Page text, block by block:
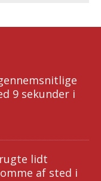
9 sekunder i
lidt
af sted i